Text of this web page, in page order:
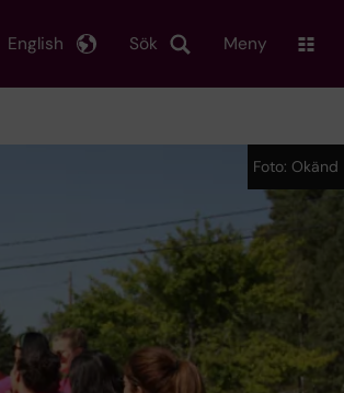
Sök
English Meny
Foto: Okänd
Foto: Okänd